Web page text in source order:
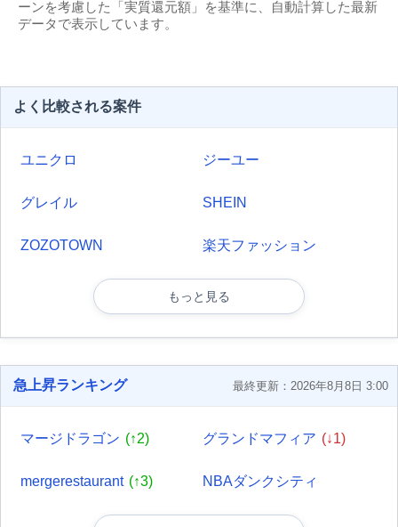
ーンを考慮した「実質還元額」を基準に、自動計算した最新
データで表示しています。
よく比較される案件
ユニクロ ジーユー
グレイル SHEIN
ZOZOTOWN 楽天ファッション
もっと見る
急上昇ランキング 最終更新：2026年8月8日 3:00
マージドラゴン (↑2) グランドマフィア (↓1)
mergerestaurant (↑3) NBAダンクシティ